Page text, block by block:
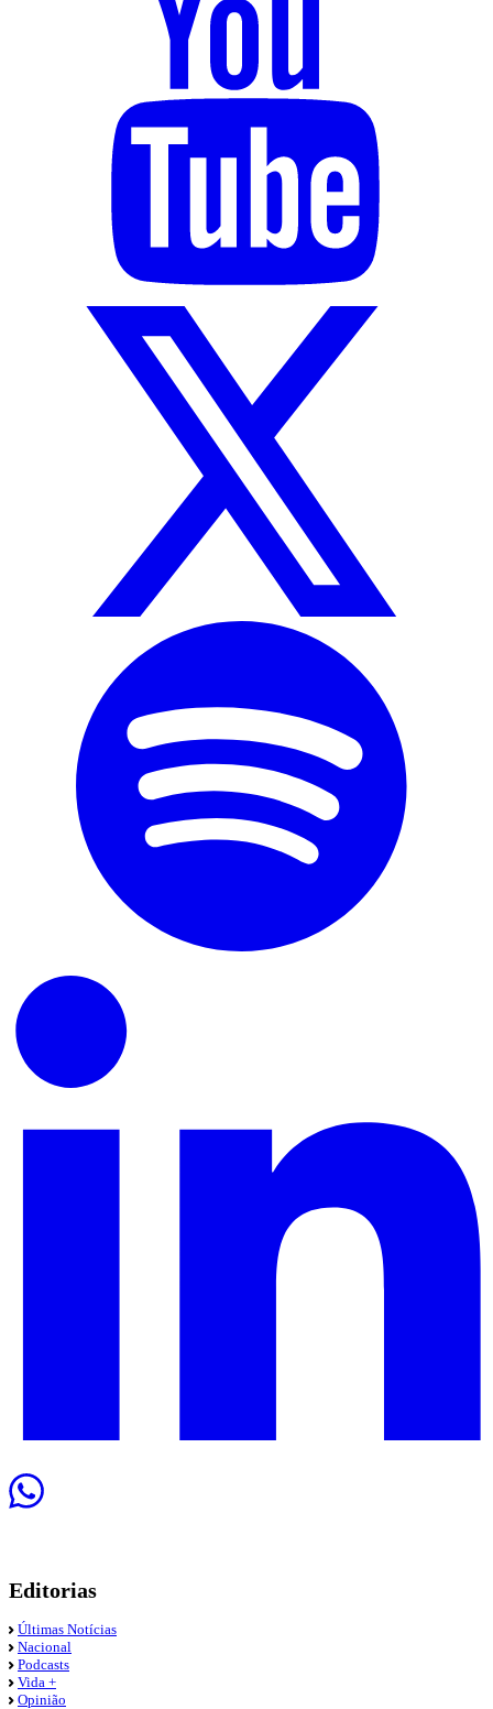
Editorias
Últimas Notícias
Nacional
Podcasts
Vida +
Opinião